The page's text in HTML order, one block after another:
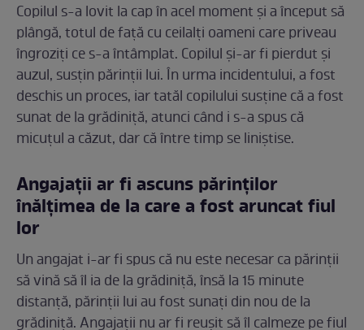
Copilul s-a lovit la cap în acel moment și a început să
plângă, totul de față cu ceilalți oameni care priveau
îngroziți ce s-a întâmplat. Copilul și-ar fi pierdut și
auzul, susțin părinții lui. În urma incidentului, a fost
deschis un proces, iar tatăl copilului susține că a fost
sunat de la grădiniță, atunci când i s-a spus că
micuțul a căzut, dar că între timp se liniștise.
Angajații ar fi ascuns părinților
înălțimea de la care a fost aruncat fiul
lor
Un angajat i-ar fi spus că nu este necesar ca părinții
să vină să îl ia de la grădiniță, însă la 15 minute
distanță, părinții lui au fost sunați din nou de la
grădiniță. Angajații nu ar fi reușit să îl calmeze pe fiul